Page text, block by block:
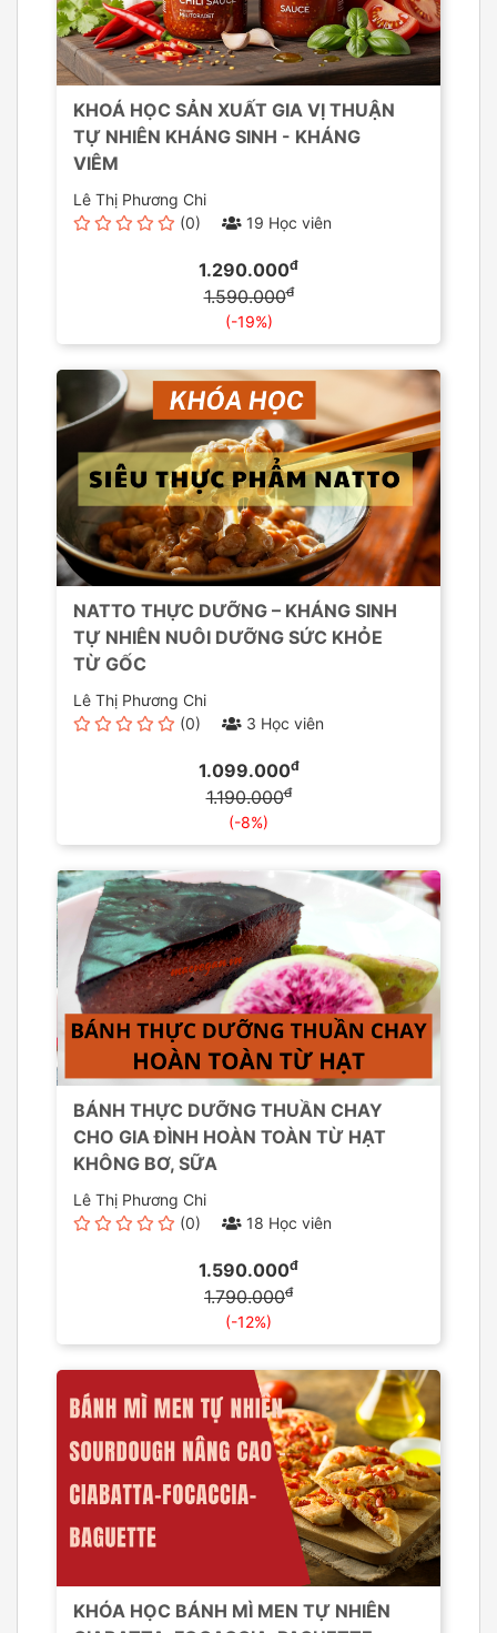
KHOÁ HỌC SẢN XUẤT GIA VỊ THUẬN
TỰ NHIÊN KHÁNG SINH - KHÁNG
VIÊM
Lê Thị Phương Chi
(0)
19 Học viên
1.290.000đ
1.590.000đ
(-19%)
NATTO THỰC DƯỠNG – KHÁNG SINH
TỰ NHIÊN NUÔI DƯỠNG SỨC KHỎE
TỪ GỐC
Lê Thị Phương Chi
(0)
3 Học viên
1.099.000đ
1.190.000đ
(-8%)
BÁNH THỰC DƯỠNG THUẦN CHAY
CHO GIA ĐÌNH HOÀN TOÀN TỪ HẠT
KHÔNG BƠ, SỮA
Lê Thị Phương Chi
(0)
18 Học viên
1.590.000đ
1.790.000đ
(-12%)
KHÓA HỌC BÁNH MÌ MEN TỰ NHIÊN